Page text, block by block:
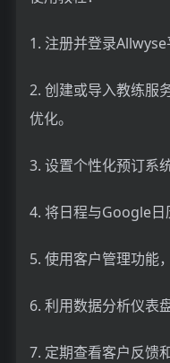
1. 注册并登录Allwyse
2. 创建或导入教练服
优化。
3. 设置个性化预订系
4. 将日程与Google日
5. 使用客户管理功能
6. 利用数据分析仪表
7. 定期查看客户反馈